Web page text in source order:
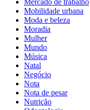
Mercado de trabalho
Mobilidade urbana
Moda e beleza
Moradia
Mulher
Mundo
Música
Natal
Negócio
Nota
Nota de pesar
Nutrição